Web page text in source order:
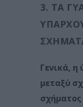
3. ΤΑ
Γενικά, η
μεταξύ
σχήματος